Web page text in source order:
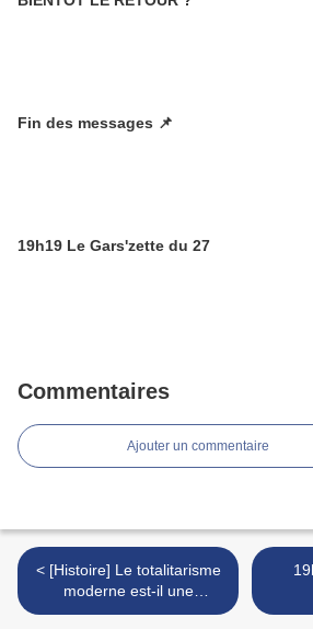
Fin des messages 📌
19h19 Le Gars'zette du 27
Commentaires
Ajouter un commentaire
< [Histoire] Le totalitarisme
moderne est-il une
invention française ?